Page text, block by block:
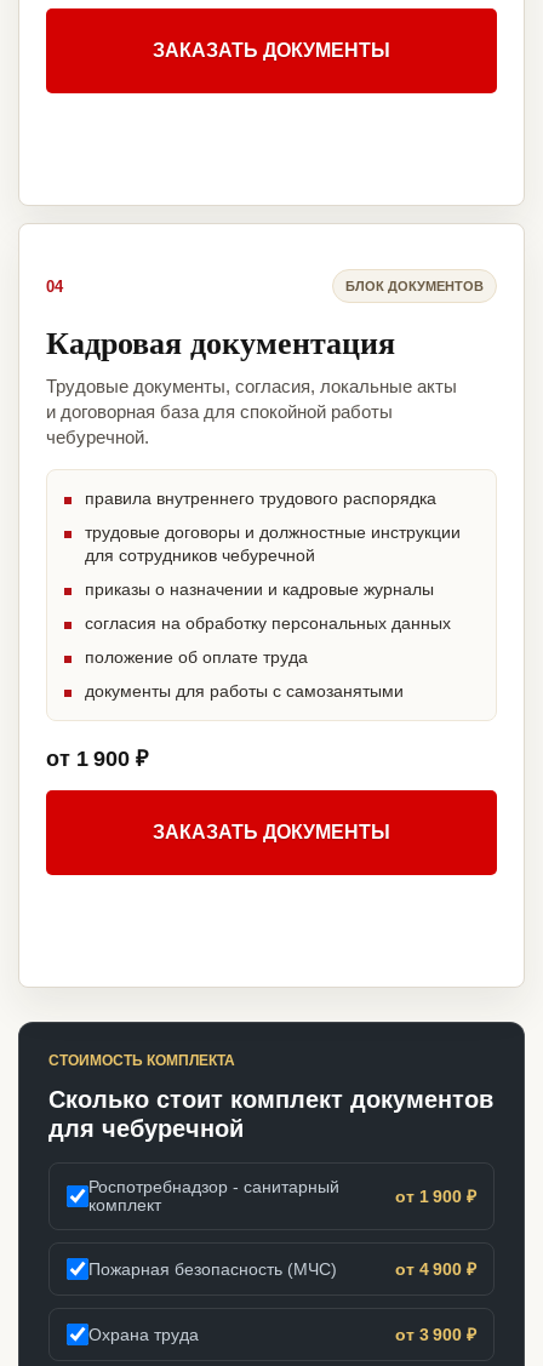
ЗАКАЗАТЬ ДОКУМЕНТЫ
04 БЛОК ДОКУМЕНТОВ
Кадровая документация
Трудовые документы, согласия, локальные акты
и договорная база для спокойной работы
чебуречной.
правила внутреннего трудового распорядка
трудовые договоры и должностные инструкции
для сотрудников чебуречной
приказы о назначении и кадровые журналы
согласия на обработку персональных данных
положение об оплате труда
документы для работы с самозанятыми
от 1 900 ₽
ЗАКАЗАТЬ ДОКУМЕНТЫ
СТОИМОСТЬ КОМПЛЕКТА
Сколько стоит комплект документов
для чебуречной
Роспотребнадзор - санитарный
комплект
от 1 900 ₽
Пожарная безопасность (МЧС) от 4 900 ₽
Охрана труда от 3 900 ₽